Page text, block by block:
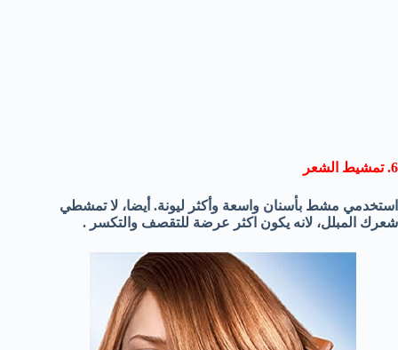
6. تمشيط الشعر
استخدمي مشط بأسنان واسعة وأكثر ليونة. أيضا، لا تمشطي
شعرك المبلل، لانه يكون اكثر عرضة للتقصف والتكسر .